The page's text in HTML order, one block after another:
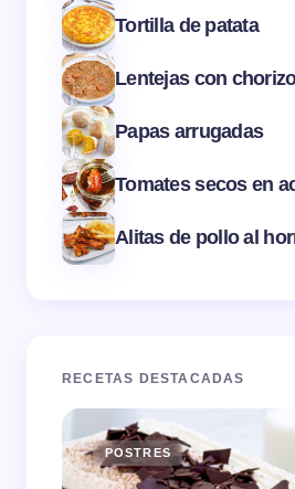
Tortilla de patata
Lentejas con
Papas arrugadas
Tomates secos en
Alitas de pollo al
RECETAS DESTACADAS
POSTRES